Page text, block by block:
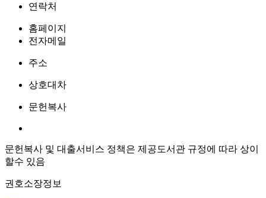
연락처
홈페이지
전자메일
주소
상호대차
문헌복사
문헌복사 및 대출서비스 정책은 제공도서관 규정에 따라 상이
할수 있음
권호소장정보